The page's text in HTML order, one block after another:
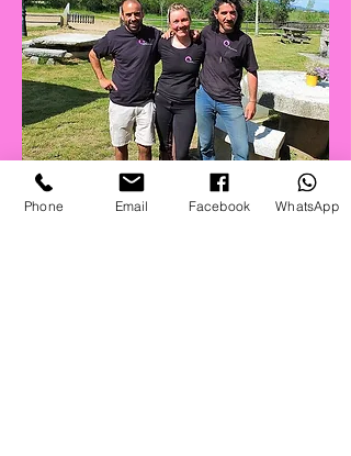
Phone Email Facebook WhatsApp